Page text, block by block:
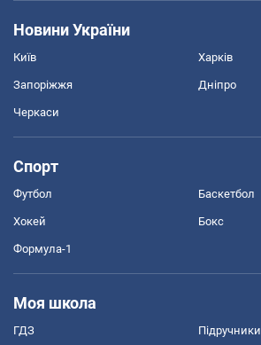
Новини України
Київ Харків
Запоріжжя Дніпро
Черкаси
Спорт
Футбол Баскетбол
Хокей Бокс
Формула-1
Моя школа
ГДЗ Підручники